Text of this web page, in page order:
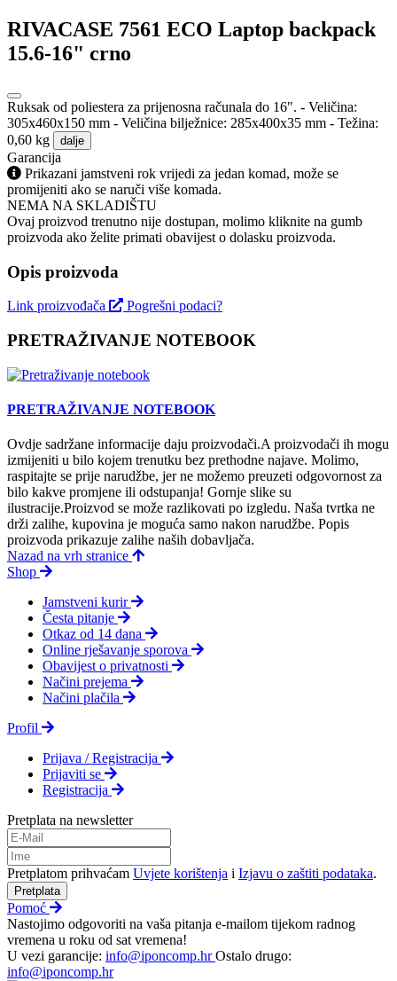
RIVACASE 7561 ECO Laptop backpack
15.6-16" crno
Ruksak od poliestera za prijenosna računala do 16". - Veličina:
305x460x150 mm - Veličina bilježnice: 285x400x35 mm - Težina:
0,60 kg
dalje
Garancija
Prikazani jamstveni rok vrijedi za jedan komad, može se
promijeniti ako se naruči više komada.
NEMA NA SKLADIŠTU
Ovaj proizvod trenutno nije dostupan, molimo kliknite na gumb
proizvoda ako želite primati obavijest o dolasku proizvoda.
Opis proizvoda
Link proizvođača Pogrešni podaci?
PRETRAŽIVANJE NOTEBOOK
PRETRAŽIVANJE NOTEBOOK
Ovdje sadržane informacije daju proizvodači.A proizvodači ih mogu
izmijeniti u bilo kojem trenutku bez prethodne najave. Molimo,
raspitajte se prije narudžbe, jer ne možemo preuzeti odgovornost za
bilo kakve promjene ili odstupanja! Gornje slike su
ilustracije.Proizvod se može razlikovati po izgledu. Naša tvrtka ne
drži zalihe, kupovina je moguća samo nakon narudžbe. Popis
proizvoda prikazuje zalihe naših dobavljača.
Nazad na vrh stranice
Shop
Jamstveni kurir
Česta pitanje
Otkaz od 14 dana
Online rješavanje sporova
Obavijest o privatnosti
Načini prejema
Načini plačila
Profil
Prijava / Registracija
Prijaviti se
Registracija
Pretplata na newsletter
Pretplatom prihvaćam Uvjete korištenja i Izjavu o zaštiti podataka.
Pretplata
Pomoć
Nastojimo odgovoriti na vaša pitanja e-mailom tijekom radnog
vremena u roku od sat vremena!
U vezi garancije: info@iponcomp.hrOstalo drugo:
info@iponcomp.hr